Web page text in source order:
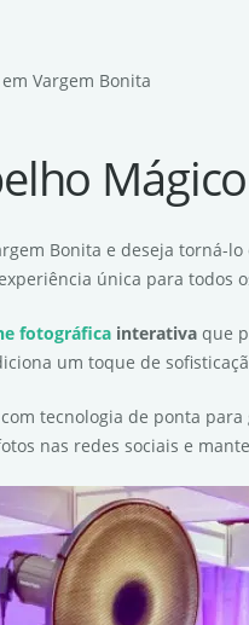
Vargem Bonita
Bonita e deseja torná-
única para todos
fotográfica interativa que
um toque de
tecnologia de ponta
nas redes sociais e